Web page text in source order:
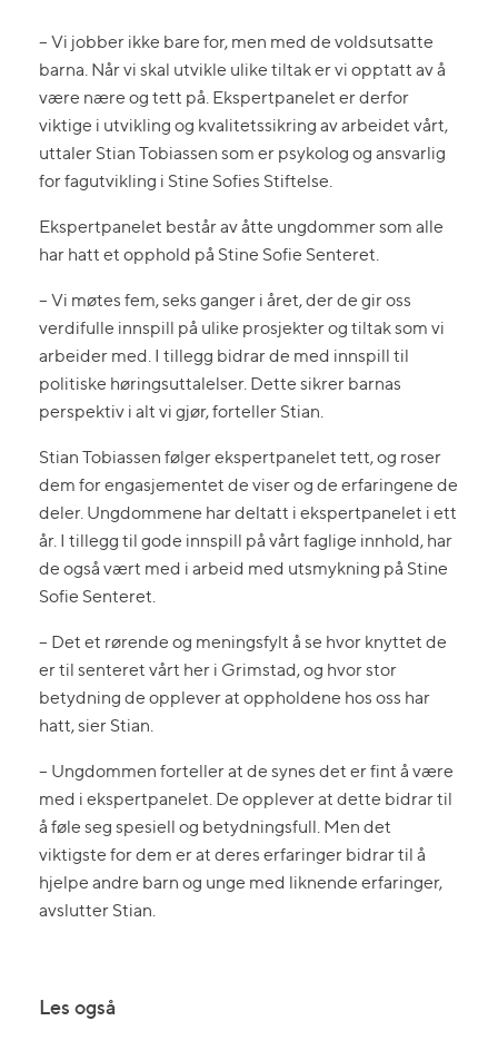
– Vi jobber ikke bare for, men med de voldsutsatte
barna. Når vi skal utvikle ulike tiltak er vi opptatt av å
være nære og tett på. Ekspertpanelet er derfor
viktige i utvikling og kvalitetssikring av arbeidet vårt,
uttaler Stian Tobiassen som er psykolog og ansvarlig
for fagutvikling i Stine Sofies Stiftelse.
Ekspertpanelet består av åtte ungdommer som alle
har hatt et opphold på Stine Sofie Senteret.
– Vi møtes fem, seks ganger i året, der de gir oss
verdifulle innspill på ulike prosjekter og tiltak som vi
arbeider med. I tillegg bidrar de med innspill til
politiske høringsuttalelser. Dette sikrer barnas
perspektiv i alt vi gjør, forteller Stian.
Stian Tobiassen følger ekspertpanelet tett, og roser
dem for engasjementet de viser og de erfaringene de
deler. Ungdommene har deltatt i ekspertpanelet i ett
år. I tillegg til gode innspill på vårt faglige innhold, har
de også vært med i arbeid med utsmykning på Stine
Sofie Senteret.
– Det et rørende og meningsfylt å se hvor knyttet de
er til senteret vårt her i Grimstad, og hvor stor
betydning de opplever at oppholdene hos oss har
hatt, sier Stian.
– Ungdommen forteller at de synes det er fint å være
med i ekspertpanelet. De opplever at dette bidrar til
å føle seg spesiell og betydningsfull. Men det
viktigste for dem er at deres erfaringer bidrar til å
hjelpe andre barn og unge med liknende erfaringer,
avslutter Stian.
Les også